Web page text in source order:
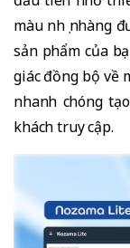
màu nhẹ nhàng
sản phẩm của
giác đồng bộ về
nhanh chóng
khách truy cập.